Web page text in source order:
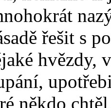
řešit s
hvězdy,
někdo